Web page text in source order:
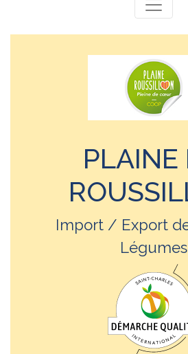
PLAINE
Import / Export
Légumes